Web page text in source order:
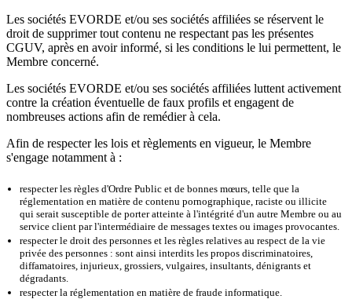
Les sociétés EVORDE et/ou ses sociétés affiliées se réservent le
droit de supprimer tout contenu ne respectant pas les présentes
CGUV, après en avoir informé, si les conditions le lui permettent, le
Membre concerné.
Les sociétés EVORDE et/ou ses sociétés affiliées luttent activement
contre la création éventuelle de faux profils et engagent de
nombreuses actions afin de remédier à cela.
Afin de respecter les lois et règlements en vigueur, le Membre
s'engage notamment à :
respecter les règles d'Ordre Public et de bonnes mœurs, telle que la
réglementation en matière de contenu pornographique, raciste ou illicite
qui serait susceptible de porter atteinte à l'intégrité d'un autre Membre ou au
service client par l'intermédiaire de messages textes ou images provocantes.
respecter le droit des personnes et les règles relatives au respect de la vie
privée des personnes : sont ainsi interdits les propos discriminatoires,
diffamatoires, injurieux, grossiers, vulgaires, insultants, dénigrants et
dégradants.
respecter la réglementation en matière de fraude informatique.